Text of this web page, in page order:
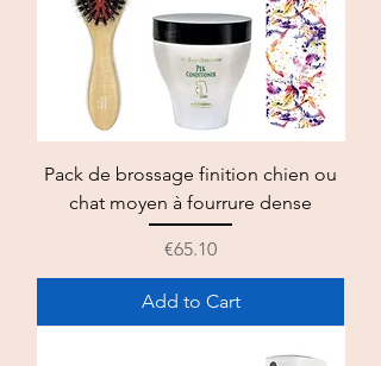
Pack de brossage finition chien ou
chat moyen à fourrure dense
Price
€65.10
Add to Cart